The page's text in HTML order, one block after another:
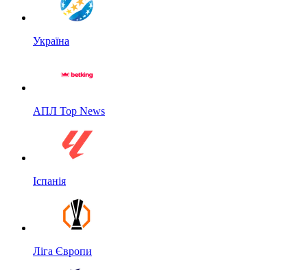
Україна
АПЛ Top News
Іспанія
Ліга Європи